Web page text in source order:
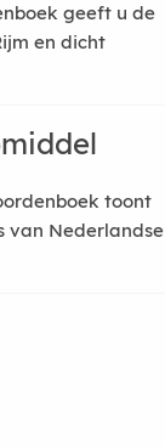
geeft u de
en dicht
toont
van Nederlandse